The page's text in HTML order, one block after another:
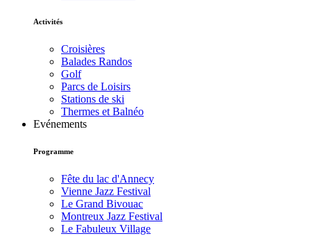
Activités
Croisières
Balades Randos
Golf
Parcs de Loisirs
Stations de ski
Thermes et Balnéo
Evénements
Programme
Fête du lac d'Annecy
Vienne Jazz Festival
Le Grand Bivouac
Montreux Jazz Festival
Le Fabuleux Village